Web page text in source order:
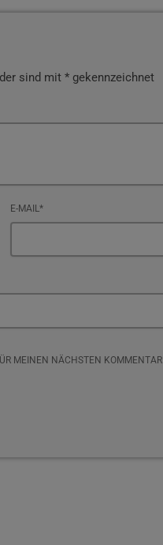
sind mit * gekennzeichnet
E-MAIL*
MEINEN NÄCHSTEN